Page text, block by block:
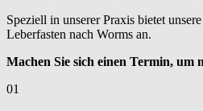
Speziell in unserer Praxis bietet
Leberfasten nach Worms an.
Machen Sie sich einen Termin, um
01